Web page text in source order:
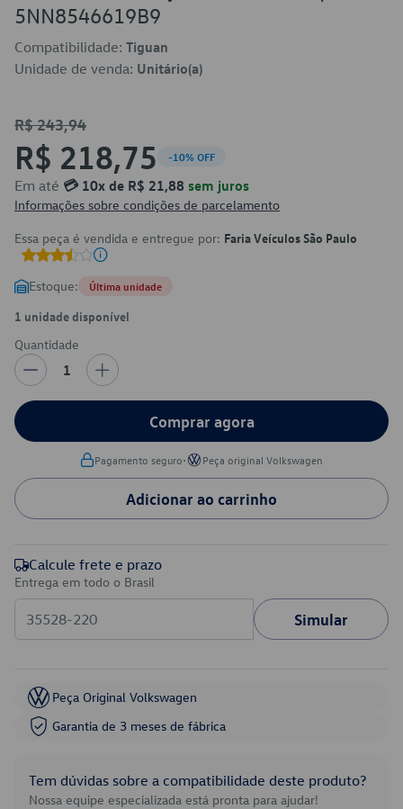
5NN8546619B9
Compatibilidade: Tiguan
Unidade de venda: Unitário(a)
R$ 243,94
R$ 218,75 -10% OFF
Em até 💳 10x de R$ 21,88 sem juros
Informações sobre condições de parcelamento
Essa peça é vendida e entregue por: Faria Veículos São Paulo
Estoque: Última unidade
1 unidade disponível
Quantidade
1
Comprar agora
Pagamento seguro• Peça original Volkswagen
Adicionar ao carrinho
Calcule frete e prazo
Entrega em todo o Brasil
Simular
Peça Original Volkswagen
Garantia de 3 meses de fábrica
Tem dúvidas sobre a compatibilidade deste produto?
Nossa equipe especializada está pronta para ajudar!